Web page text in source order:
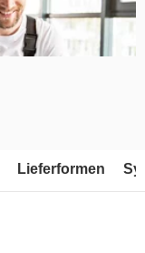
Lieferformen